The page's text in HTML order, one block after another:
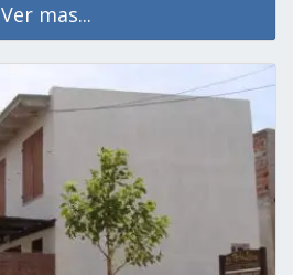
Ver mas...